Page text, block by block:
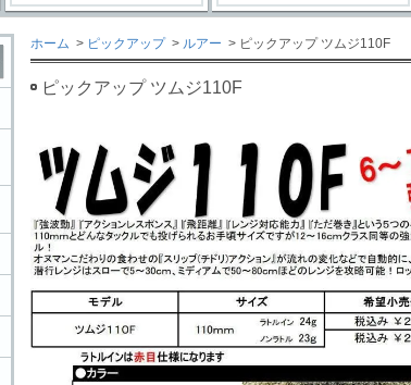
ホーム > ピックアップ > ルアー > ピックアップ ツムジ110F
ピックアップ ツムジ110F